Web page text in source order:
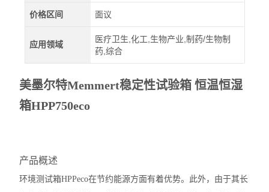
价格区间 面议
应用领域
医疗卫生,化工,生物产业,制药/生物制
药,综合
美墨尔特Memmert稳定性试验箱 恒温恒湿
箱HPP750eco
产品概述
环境测试箱HPPeco在节约能源方面有着优势。此外，由于其长